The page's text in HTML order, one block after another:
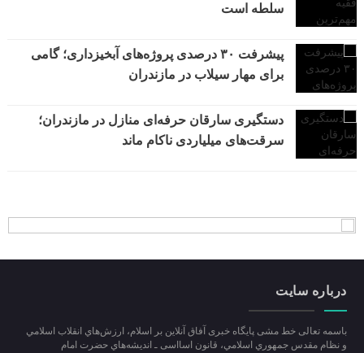
سلطه است
پیشرفت ۳۰ درصدی پروژه‌های آبخیزداری؛ گامی
برای مهار سیلاب در مازندران
دستگیری سارقان حرفه‌ای منازل در مازندران؛
سرقت‌های میلیاردی ناکام ماند
درباره سایت
باسمه تعالی خط مشی پایگاه خبری آفاق آنلاین بر اسلام، ارزش‌هاي انقلاب اسلامي
و نظام مقدس جمهوري اسلامي، قانون اسااسی ـ انديشه‌هاي حضرت امام